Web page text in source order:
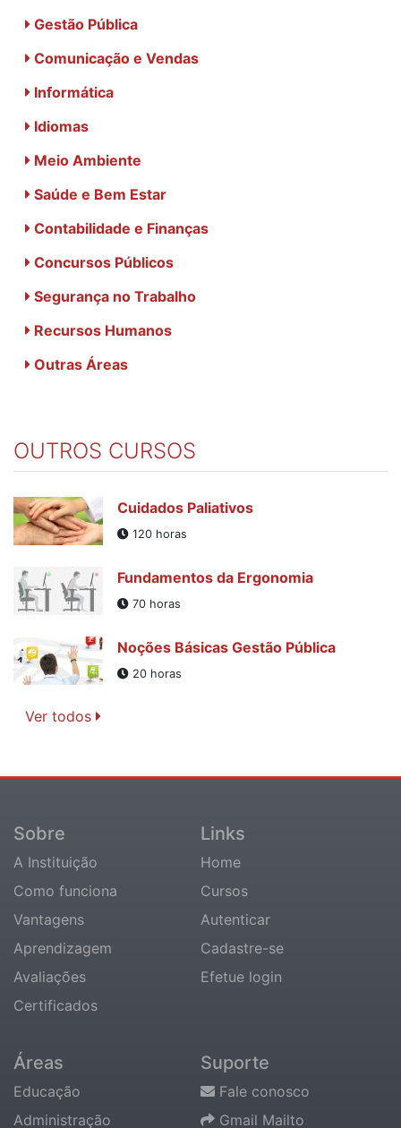
Gestão Pública
Comunicação e Vendas
Informática
Idiomas
Meio Ambiente
Saúde e Bem Estar
Contabilidade e Finanças
Concursos Públicos
Segurança no Trabalho
Recursos Humanos
Outras Áreas
OUTROS CURSOS
Cuidados Paliativos
120 horas
Fundamentos da Ergonomia
70 horas
Noções Básicas Gestão Pública
20 horas
Ver todos
Sobre
A Instituição
Como funciona
Vantagens
Aprendizagem
Avaliações
Certificados
Links
Home
Cursos
Autenticar
Cadastre-se
Efetue login
Áreas
Educação
Administração
Suporte
Fale conosco
Gmail Mailto